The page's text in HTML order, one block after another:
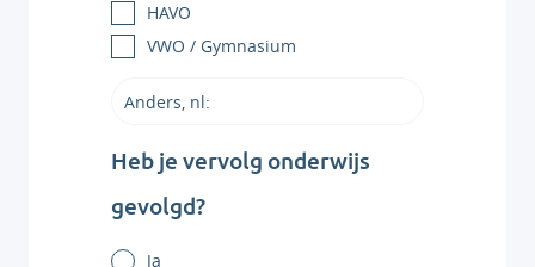
HAVO
VWO / Gymnasium
Heb je vervolg onderwijs
gevolgd?
Ja